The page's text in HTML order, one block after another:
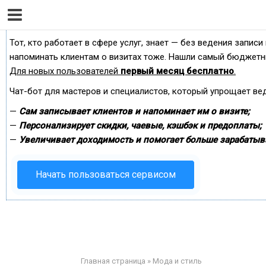
Сервис онлайн-записи на собственном Telegram-
Тот, кто работает в сфере услуг, знает — без ведения
напоминать клиентам о визитах тоже. Нашли самый
Для новых пользователей первый месяц бесплатно.
Чат-бот для мастеров и специалистов, который упрощает
— Сам записывает клиентов и напоминает им о визите;
— Персонализирует скидки, чаевые, кэшбэк и предоплаты;
— Увеличивает доходимость и помогает больше
Начать пользоваться сервисом
Главная страница » Мода и стиль